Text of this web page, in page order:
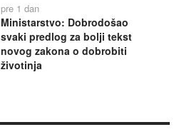
pre 1 dan
Ministarstvo: Dobrodošao
svaki predlog za bolji tekst
novog zakona o dobrobiti
životinja